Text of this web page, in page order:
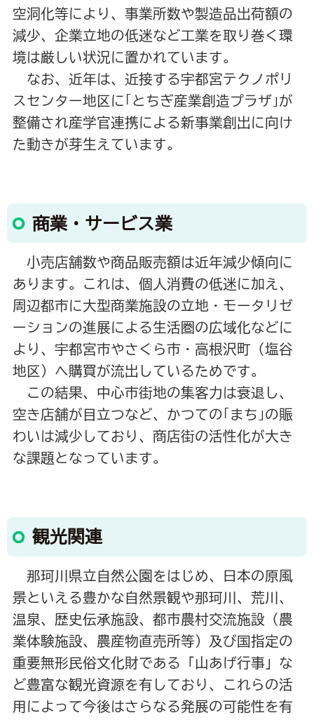
空洞化等により、事業所数や製造品出荷額の
減少、企業立地の低迷など工業を取り巻く環
境は厳しい状況に置かれています。
なお、近年は、近接する宇都宮テクノポリ
スセンター地区に｢とちぎ産業創造プラザ｣が
整備され産学官連携による新事業創出に向け
た動きが芽生えています。
商業・サービス業
小売店舗数や商品販売額は近年減少傾向に
あります。これは、個人消費の低迷に加え、
周辺都市に大型商業施設の立地・モータリゼ
ーションの進展による生活圏の広域化などに
より、宇都宮市やさくら市・高根沢町（塩谷
地区）へ購買が流出しているためです。
この結果、中心市街地の集客力は衰退し、
空き店舗が目立つなど、かつての｢まち｣の賑
わいは減少しており、商店街の活性化が大き
な課題となっています。
観光関連
那珂川県立自然公園をはじめ、日本の原風
景といえる豊かな自然景観や那珂川、荒川、
温泉、歴史伝承施設、都市農村交流施設（農
業体験施設、農産物直売所等）及び国指定の
重要無形民俗文化財である「山あげ行事」な
ど豊富な観光資源を有しており、これらの活
用によって今後はさらなる発展の可能性を有